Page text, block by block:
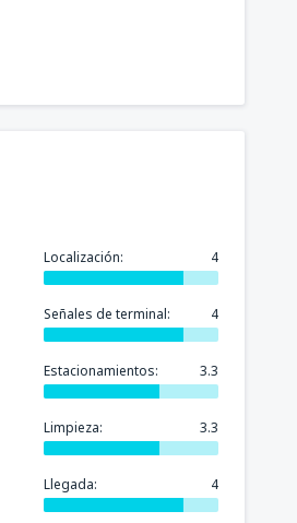
Localización: 4
Señales de terminal: 4
Estacionamientos: 3.3
Limpieza: 3.3
Llegada: 4